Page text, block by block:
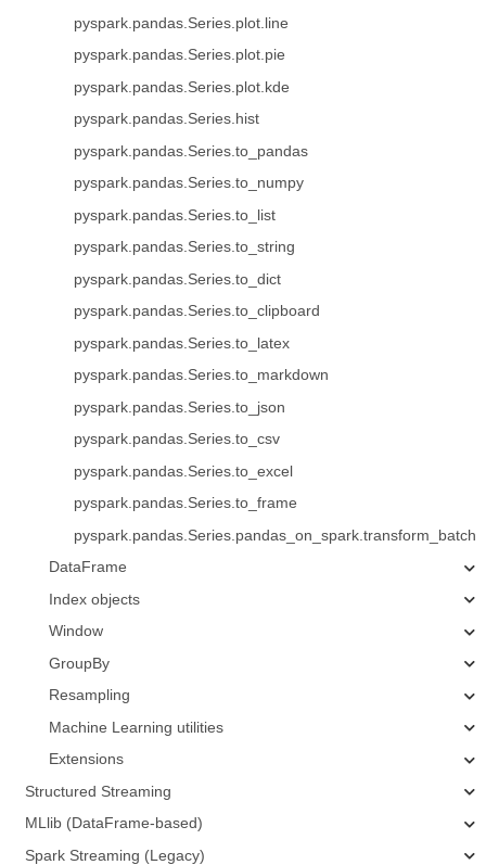
pyspark.pandas.Series.plot.line
pyspark.pandas.Series.plot.pie
pyspark.pandas.Series.plot.kde
pyspark.pandas.Series.hist
pyspark.pandas.Series.to_pandas
pyspark.pandas.Series.to_numpy
pyspark.pandas.Series.to_list
pyspark.pandas.Series.to_string
pyspark.pandas.Series.to_dict
pyspark.pandas.Series.to_clipboard
pyspark.pandas.Series.to_latex
pyspark.pandas.Series.to_markdown
pyspark.pandas.Series.to_json
pyspark.pandas.Series.to_csv
pyspark.pandas.Series.to_excel
pyspark.pandas.Series.to_frame
pyspark.pandas.Series.pandas_on_spark.transform_batch
DataFrame
Index objects
Window
GroupBy
Resampling
Machine Learning utilities
Extensions
Structured Streaming
MLlib (DataFrame-based)
Spark Streaming (Legacy)